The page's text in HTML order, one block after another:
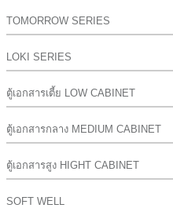
TOMORROW SERIES
LOKI SERIES
ตู้เอกสารเตี้ย LOW CABINET
ตู้เอกสารกลาง MEDIUM CABINET
ตู้เอกสารสูง HIGHT CABINET
SOFT WELL